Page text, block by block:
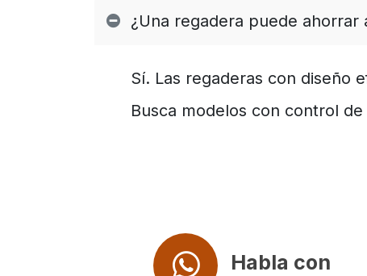
¿Una regadera puede ahorrar
Sí. Las regaderas con diseño
Busca modelos con control
Habla con